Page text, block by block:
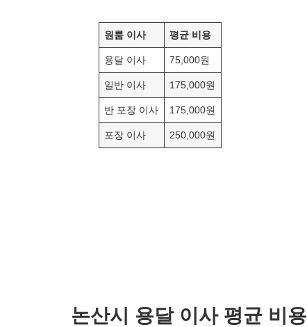
원룸 이사 평균 비용
용달 이사 75,000원
일반 이사 175,000원
반 포장 이사 175,000원
포장 이사 250,000원
논산시 용달 이사 평균 비용